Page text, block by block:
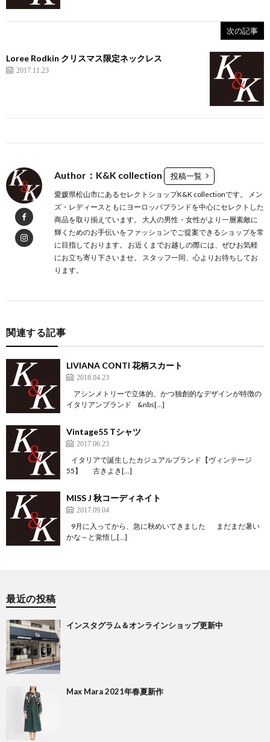
次の記事
Loree Rodkin クリスマス限定ネックレス
2017.11.23
Author：K&K collection 投稿一覧
愛媛県松山市にあるセレクトショップK&K collectionです。 メン
ズ・レディースともにヨーロッパブランドを中心にセレクトした
商品を取り揃えています。 大人の男性・女性がより一層素敵に
輝くためのお手伝いをファッションでご提案できるショップを常
に目指しております。 お近くまでお越しの際には、ぜひお気軽
にお立ち寄り下さいませ。 スタッフ一同、心よりお待ちしてお
ります。
関連する記事
LIVIANA CONTI 花柄スカート
2018.04.23
アシンメトリーで立体的、かつ独創的なデザインが特徴の
イタリアンブランド &nbs[…]
Vintage55 Tシャツ
2017.06.23
イタリアで誕生したカジュアルブランド【ヴィンテージ
55】 古きよき[…]
MISS J 秋コーディネイト
2017.09.04
9月に入ってから、急に秋めいてきました まだまだ暑い
かな～と覚悟し[…]
最近の投稿
インスタグラム＆オンラインショップ更新中
Max Mara 2021年春夏新作